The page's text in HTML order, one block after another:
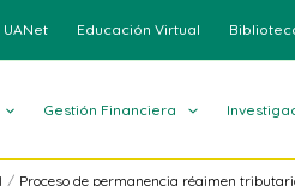
UANet Educación Virtual
Gestión Financiera
Proceso de permanencia régimen